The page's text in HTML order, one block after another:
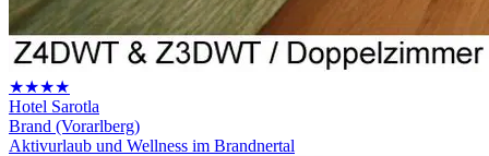
★★★★
Hotel Sarotla
Brand (Vorarlberg)
Aktivurlaub und Wellness im Brandnertal